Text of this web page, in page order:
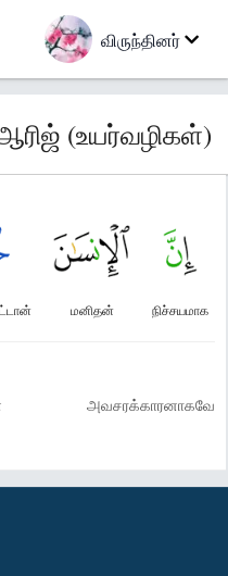
விருந்தினர்
(உயர்வழிகள்)
நிச்சயமாக
மனிதன்
அவசரக்காரனாகவே